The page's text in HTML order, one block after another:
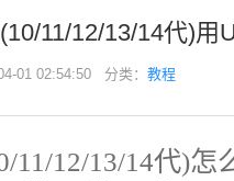
11/12/13/14代)
01 02:54:50 分类： 教程
11/12/13/14代)怎